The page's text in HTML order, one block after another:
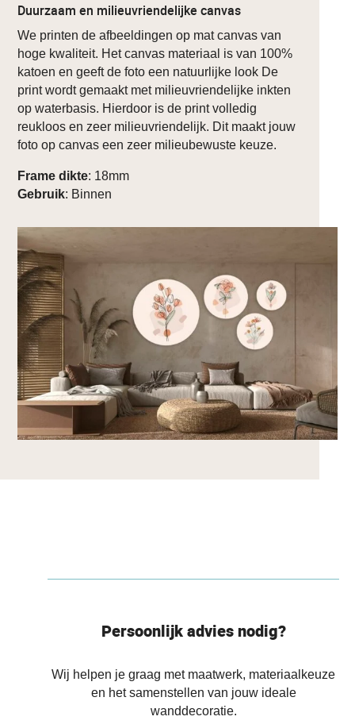
Duurzaam en milieuvriendelijke canvas
We printen de afbeeldingen op mat canvas van
hoge kwaliteit. Het canvas materiaal is van 100%
katoen en geeft de foto een natuurlijke look De
print wordt gemaakt met milieuvriendelijke inkten
op waterbasis. Hierdoor is de print volledig
reukloos en zeer milieuvriendelijk. Dit maakt jouw
foto op canvas een zeer milieubewuste keuze.
Frame dikte: 18mm
Gebruik: Binnen
Persoonlijk advies nodig?
Wij helpen je graag met maatwerk, materiaalkeuze
en het samenstellen van jouw ideale
wanddecoratie.